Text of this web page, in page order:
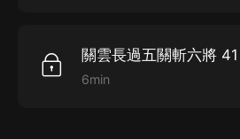
關雲長過五關斬六將 41
6min